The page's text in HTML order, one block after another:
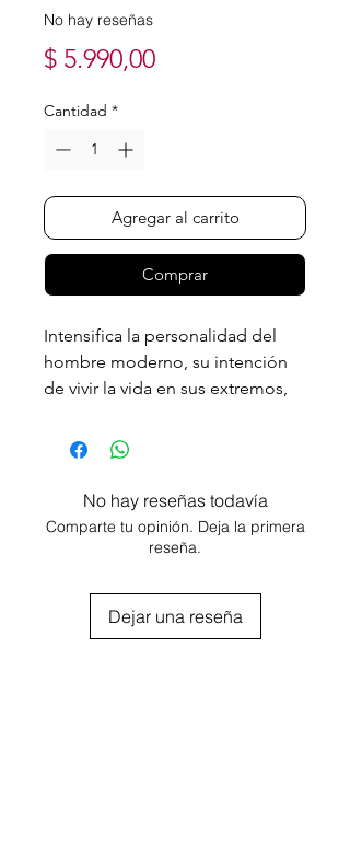
No hay reseñas
$ 5.990,00Precio
Cantidad *
Agregar al carrito
Comprar
Intensifica la personalidad del
hombre moderno, su intención
de vivir la vida en sus extremos,
el día y la noche, la tradición y la
lo refinado y lo atrevido.
Notas de Salida: manzana,
cardamomo, pimienta.
jengibre, vainilla.
Notas de Fondo: ambar, sándalo,
No hay reseñas todavía
Comparte tu opinión. Deja la primera
reseña.
Dejar una reseña